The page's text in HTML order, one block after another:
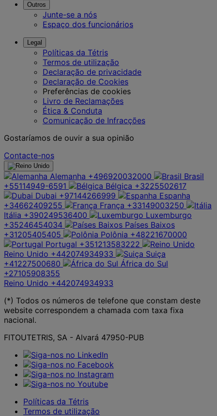
Outros
Junte-se a nós
Espaço dos funcionários
Legal
Políticas da Tétris
Termos de utilização
Declaração de privacidade
Declaração de Cookies
Preferências de cookies
Livro de Reclamações
Ética & Conduta
Comunicação de Infracções
Gostaríamos de ouvir a sua opinião
Contacte-nos
Alemanha +496920032000
Brasil
+55114949-6591
Bélgica +3225502617
Dubai +97144266999
Espanha
+34662409255
França +33149003250
Itália +390249536400
Luxemburgo
+35246454034
Países Baixos
+31205405405
Polônia +48221670000
Portugal +351213583222
Reino Unido +442074934933
Suiça
+41227500680
África do Sul
+27105908355
Reino Unido +442074934933
(*) Todos os números de telefone que constam deste
website correspondem a chamada com taxa fixa
nacional.
FITOUTETRIS, SA - Alvará 47950-PUB
Políticas da Tétris
Termos de utilização